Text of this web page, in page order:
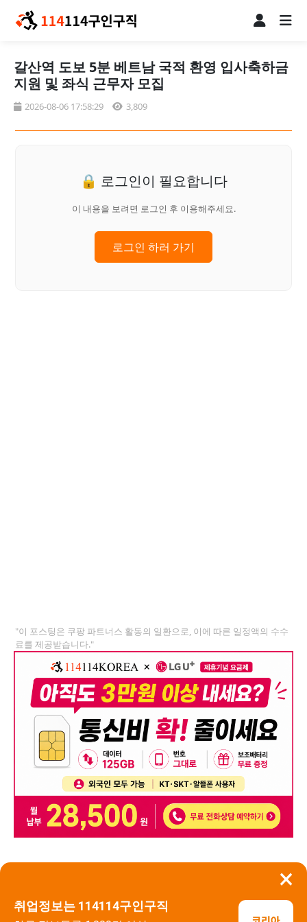
×
취업정보는 114114구인구직
갈산역 도보 5분 베트남 국적 환영 입사축하금
지원 및 좌식 근무자 모집
2026-08-06 17:58:29 3,809
🔒 로그인이 필요합니다
이 내용을 보려면 로그인 후 이용해주세요.
로그인 하러 가기
"이 포스팅은 쿠팡 파트너스 활동의 일환으로, 이에 따른 일정액의 수수
료를 제공받습니다."